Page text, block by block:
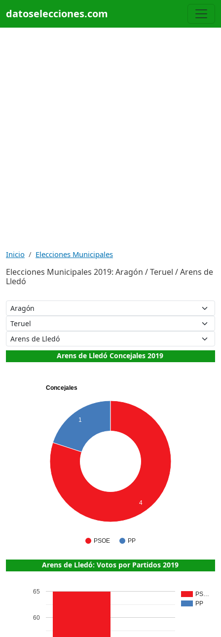
datoselecciones.com
Inicio Elecciones Municipales
Elecciones Municipales 2019: Aragón / Teruel / Arens de
Lledó
Arens de Lledó Concejales 2019
Concejales
PSOE PP
1
4
Arens de Lledó: Votos por Partidos 2019
PS…
PP
60
65